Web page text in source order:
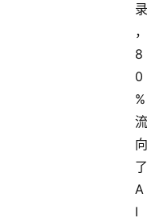
录
，
8
0
%
流
向
了
A
I